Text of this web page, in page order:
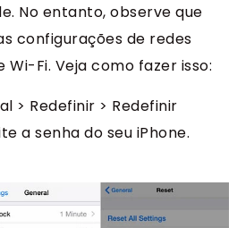
No entanto, observe que
configurações de redes
Fi. Veja como fazer isso:
> Redefinir > Redefinir
a senha do seu iPhone.